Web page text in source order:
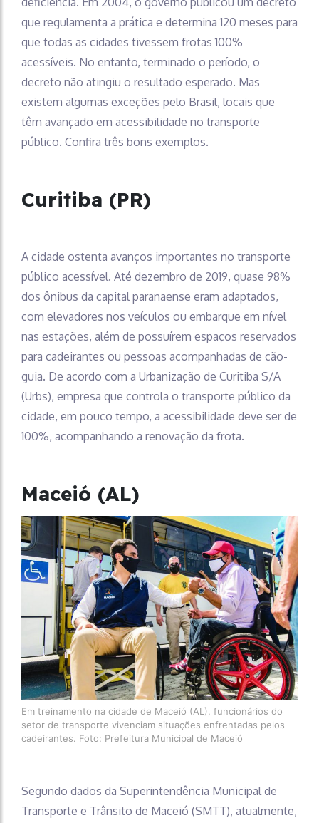
que regulamenta a prática e determina 120 meses para
que todas as cidades tivessem frotas 100%
acessíveis. No entanto, terminado o período, o
decreto não atingiu o resultado esperado. Mas
existem algumas exceções pelo Brasil, locais que
têm avançado em acessibilidade no transporte
público. Confira três bons exemplos.
Curitiba (PR)
A cidade ostenta avanços importantes no transporte
público acessível. Até dezembro de 2019, quase 98%
dos ônibus da capital paranaense eram adaptados,
com elevadores nos veículos ou embarque em nível
nas estações, além de possuírem espaços reservados
para cadeirantes ou pessoas acompanhadas de cão-
guia. De acordo com a Urbanização de Curitiba S/A
(Urbs), empresa que controla o transporte público da
cidade, em pouco tempo, a acessibilidade deve ser de
100%, acompanhando a renovação da frota.
Maceió (AL)
Em treinamento na cidade de Maceió (AL), funcionários do
setor de transporte vivenciam situações enfrentadas pelos
cadeirantes. Foto: Prefeitura Municipal de Maceió
Segundo dados da Superintendência Municipal de
Transporte e Trânsito de Maceió (SMTT), atualmente,